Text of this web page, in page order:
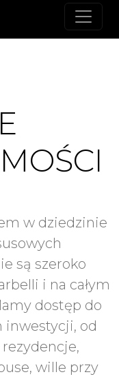
w dziedzinie
są szeroko
i na całym
dostęp do
inwestycji, od
wille przy